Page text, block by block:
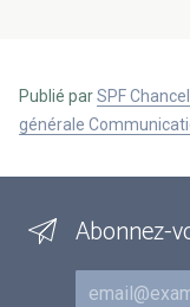
Publié parSPF
générale
Abonnez-
Courriel